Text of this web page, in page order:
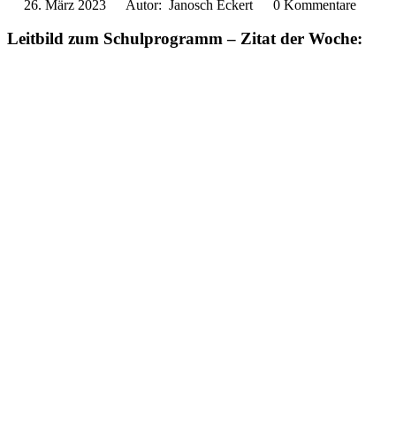
26. März 2023 Autor: Janosch Eckert 0 Kommentare
Leitbild zum Schulprogramm – Zitat der Woche: